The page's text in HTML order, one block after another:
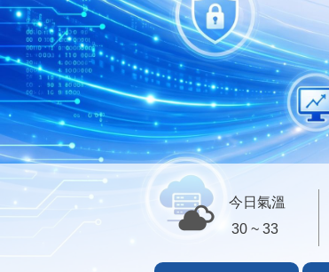
今日氣溫
30 ~ 33